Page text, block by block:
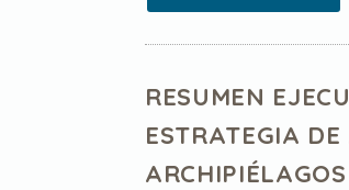
RESUMEN
ESTRATEGIA